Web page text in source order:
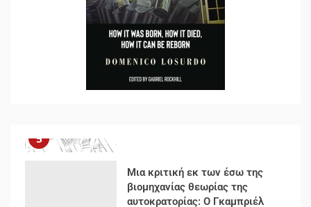
Αυγή: Μαρξισμός και Εθνική
Απελευθέρωση
βιομηχανίας θεωρίας της
Αποσύνδεση με κινεζικά
χαρακτηριστικά